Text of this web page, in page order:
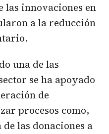
las innovaciones en
a la reducción
una de las
se ha apoyado
de
procesos como,
las donaciones a